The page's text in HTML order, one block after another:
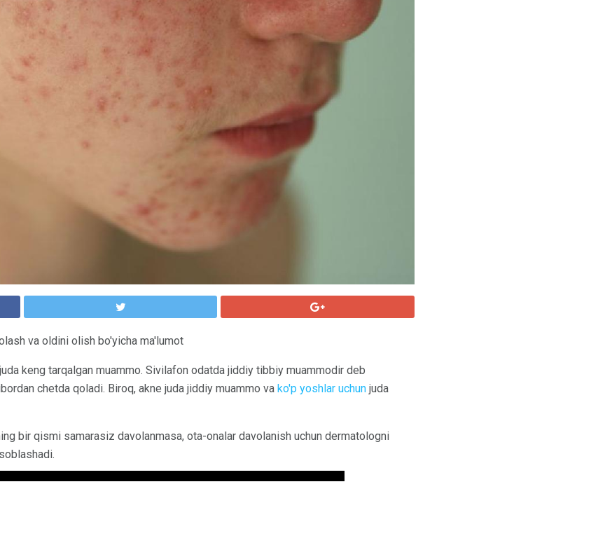
va oldini olish bo'yicha ma'lumot
keng tarqalgan muammo. Sivilafon odatda jiddiy tibbiy muammodir deb
chetda qoladi. Biroq, akne juda jiddiy muammo va ko'p yoshlar uchun juda
bir qismi samarasiz davolanmasa, ota-onalar davolanish uchun dermatologni